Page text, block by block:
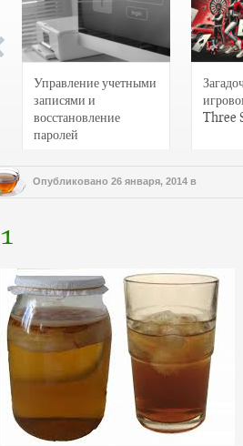
Управление учетными
записями и
восстановление
паролей
Three
Опубликовано 26 января, 2014 в
1